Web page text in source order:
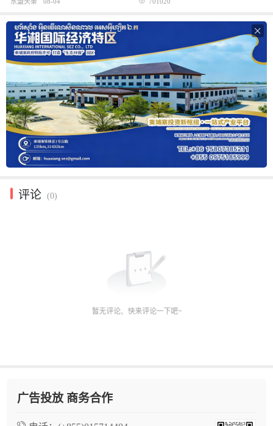

评论 (0)
广告投放 商务合作